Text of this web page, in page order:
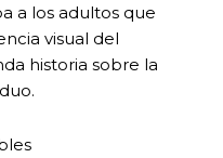
a los adultos que
visual del
historia sobre la